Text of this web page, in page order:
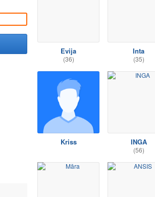
Evija
(36)
Inta
(35)
Kriss INGA
(56)